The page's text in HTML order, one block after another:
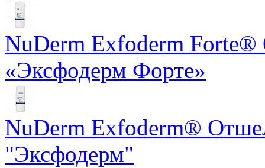
NuDerm Exfoderm
«Эксфодерм Форте»
NuDerm Exfoderm®
"Эксфодерм"